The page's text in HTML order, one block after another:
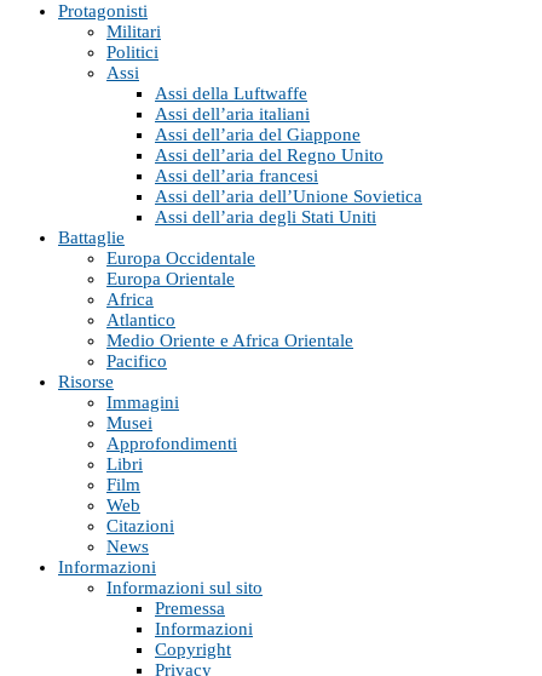
Protagonisti
Militari
Politici
Assi
Assi della Luftwaffe
Assi dell’aria italiani
Assi dell’aria del Giappone
Assi dell’aria del Regno Unito
Assi dell’aria francesi
Assi dell’aria dell’Unione Sovietica
Assi dell’aria degli Stati Uniti
Battaglie
Europa Occidentale
Europa Orientale
Africa
Atlantico
Medio Oriente e Africa Orientale
Pacifico
Risorse
Immagini
Musei
Approfondimenti
Libri
Film
Web
Citazioni
News
Informazioni
Informazioni sul sito
Premessa
Informazioni
Copyright
Privacy